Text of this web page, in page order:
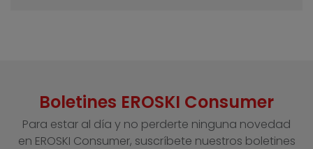
Boletines EROSKI Consumer
Para estar al día y no perderte ninguna novedad
en EROSKI Consumer, suscríbete nuestros boletines